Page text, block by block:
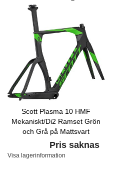
Scott Plasma 10 HMF
Mekaniskt/Di2 Ramset Grön
och Grå på Mattsvart
Pris saknas
Visa lagerinformation